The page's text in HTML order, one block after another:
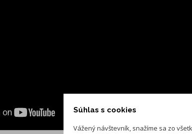
Súhlas s cookies
Vážený návštevník, snažíme sa zo